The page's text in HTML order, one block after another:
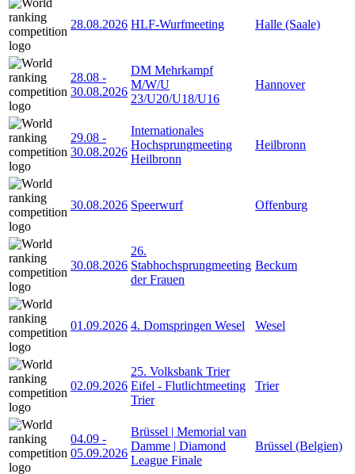
28.08.2026 HLF-Wurfmeeting Halle (Saale)
28.08 -
30.08.2026
DM Mehrkampf
M/W/U
23/U20/U18/U16
Hannover
29.08 -
30.08.2026
Internationales
Hochsprungmeeting
Heilbronn
Heilbronn
30.08.2026 Speerwurf Offenburg
30.08.2026
26.
Stabhochsprungmeeting
der Frauen
Beckum
01.09.2026 4. Domspringen Wesel Wesel
02.09.2026
25. Volksbank Trier
Eifel - Flutlichtmeeting
Trier
Trier
04.09 -
05.09.2026
Brüssel | Memorial van
Damme | Diamond
League Finale
Brüssel (Belgien)